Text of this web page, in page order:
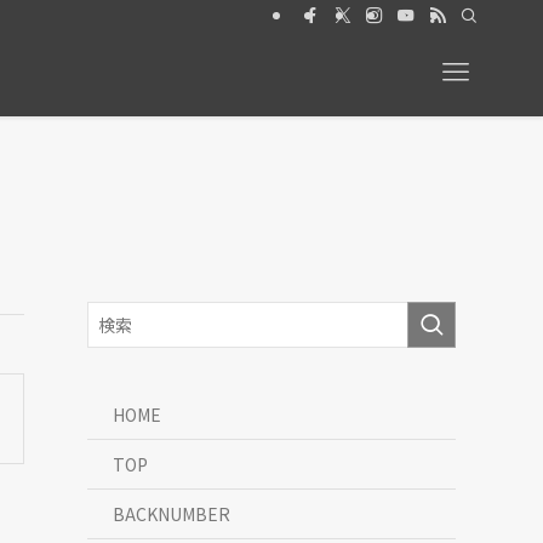
年6月号【特集】動物と暮らす 絶賛発売中
HOME
TOP
BACKNUMBER